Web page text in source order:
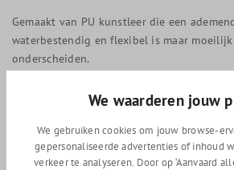
Gemaakt van PU kunstleer die een
waterbestendig en flexibel is maar
onderscheiden.
voetklimaat in de schoen te krijgen.
BOA IP1 micro versteller met de BOA
en nauwkeurige fijnafstelling.
We waarderen jouw
We gebruiken cookies om jouw browse-
gepersonaliseerde advertenties of inhoud
verkeer te analyseren. Door op ‘Aanvaard